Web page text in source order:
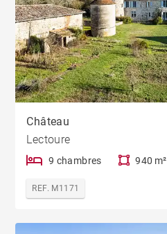
Château
Lectoure
9 chambres 940 m²
REF. M1171